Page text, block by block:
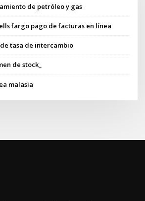
de petróleo y gas
fargo pago de facturas en línea
tasa de intercambio
de stock_
malasia